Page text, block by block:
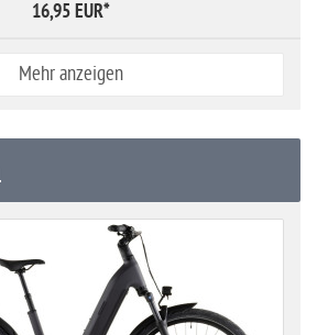
16,95 EUR*
Mehr anzeigen